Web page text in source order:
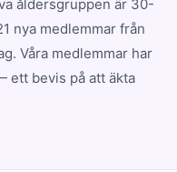
åldersgruppen är 30-
nya medlemmar från
Våra medlemmar har
ett bevis på att äkta